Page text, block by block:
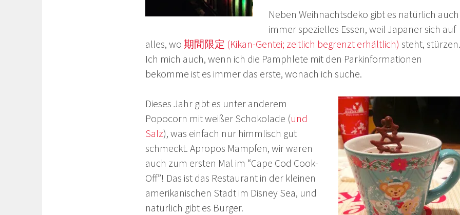
Neben Weihnachtsdeko gibt es natürlich auch
immer spezielles Essen, weil Japaner sich auf
alles, wo 期間限定 (Kikan-Gentei; zeitlich begrenzt erhältlich) steht, stürzen.
Ich mich auch, wenn ich die Pamphlete mit den Parkinformationen
bekomme ist es immer das erste, wonach ich suche.
Dieses Jahr gibt es unter anderem
Popocorn mit weißer Schokolade (und
Salz), was einfach nur himmlisch gut
schmeckt. Apropos Mampfen, wir waren
auch zum ersten Mal im “Cape Cod Cook-
Off”! Das ist das Restaurant in der kleinen
amerikanischen Stadt im Disney Sea, und
natürlich gibt es Burger.